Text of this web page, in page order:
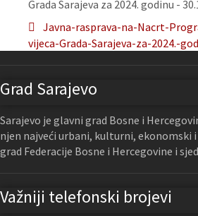
Grada Sarajeva za 2024. godinu -
Javna-rasprava-na-Nacrt-
vijeca-Grada-Sarajeva-za-2024.-
Grad Sarajevo
Sarajevo je glavni grad Bosne i
njen najveći urbani, kulturni, ekonomski
grad Federacije Bosne i Hercegovine i
Važniji telefonski brojevi